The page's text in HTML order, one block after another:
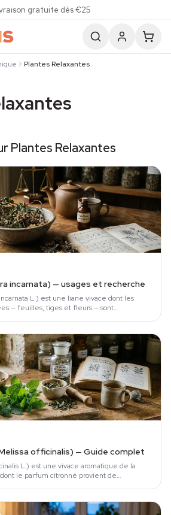
gratuite dès €25
Plantes Relaxantes
Plantes Relaxantes
incarnata) — usages et recherche
L.) est une liane vivace dont les
— feuilles, tiges et fleurs — sont
officinalis) — Guide complet
L.) est une vivace aromatique de la
le parfum citronné provient de